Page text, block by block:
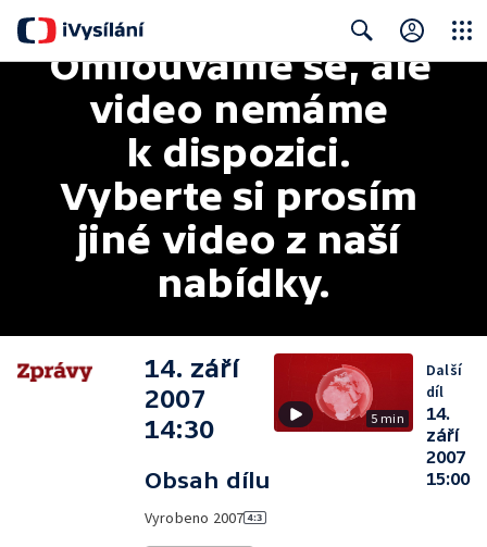
Search
Omlouváme se, ale
video nemáme
k dispozici.
Vyberte si prosím
jiné video z naší
nabídky.
14. září
2007
14:30
Obsah dílu
Vyrobeno 2007
5 min
Další
díl
14.
září
2007
15:00